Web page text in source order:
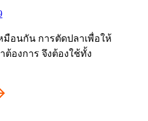
มือนกัน การตัดปลาเพื่อให้
องการ จึงต้องใช้ทั้ง